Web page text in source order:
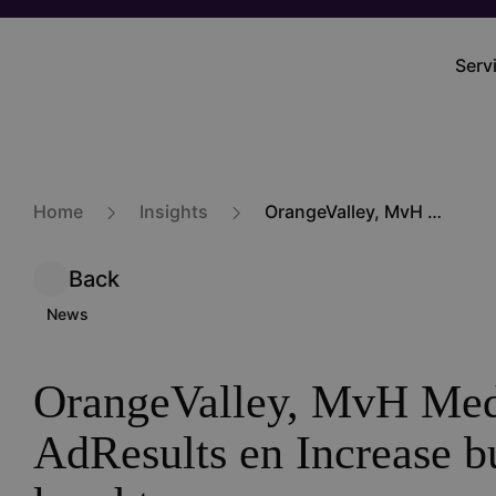
Skip
Home Insights OrangeValley, MvH Media, AdResults en Increase bundelen hun krachten
Back
News
OrangeValley, MvH
AdResults en Increase